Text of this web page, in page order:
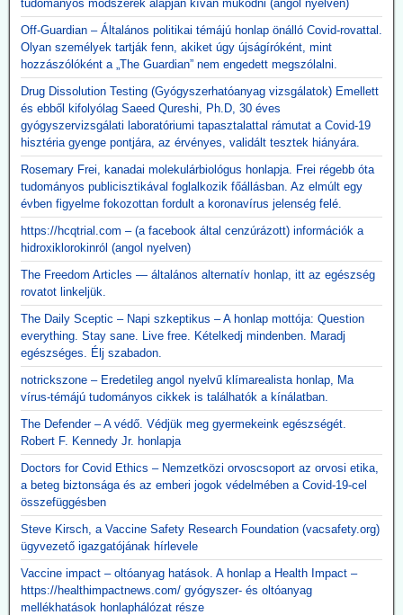
tudományos módszerek alapján kíván működni (angol nyelven)
Off-Guardian – Általános politikai témájú honlap önálló Covid-rovattal.
Olyan személyek tartják fenn, akiket úgy újságíróként, mint
hozzászólóként a „The Guardian” nem engedett megszólalni.
Drug Dissolution Testing (Gyógyszerhatóanyag vizsgálatok) Emellett
és ebből kifolyólag Saeed Qureshi, Ph.D, 30 éves
gyógyszervizsgálati laboratóriumi tapasztalattal rámutat a Covid-19
hisztéria gyenge pontjára, az érvényes, validált tesztek hiányára.
Rosemary Frei, kanadai molekulárbiológus honlapja. Frei régebb óta
tudományos publicisztikával foglalkozik főállásban. Az elmúlt egy
évben figyelme fokozottan fordult a koronavírus jelenség felé.
https://hcqtrial.com – (a facebook által cenzúrázott) információk a
hidroxiklorokinról (angol nyelven)
The Freedom Articles — általános alternatív honlap, itt az egészség
rovatot linkeljük.
The Daily Sceptic – Napi szkeptikus – A honlap mottója: Question
everything. Stay sane. Live free. Kételkedj mindenben. Maradj
egészséges. Élj szabadon.
notrickszone – Eredetileg angol nyelvű klímarealista honlap, Ma
vírus-témájú tudományos cikkek is találhatók a kínálatban.
The Defender – A védő. Védjük meg gyermekeink egészségét.
Robert F. Kennedy Jr. honlapja
Doctors for Covid Ethics – Nemzetközi orvoscsoport az orvosi etika,
a beteg biztonsága és az emberi jogok védelmében a Covid-19-cel
összefüggésben
Steve Kirsch, a Vaccine Safety Research Foundation (vacsafety.org)
ügyvezető igazgatójának hírlevele
Vaccine impact – oltóanyag hatások. A honlap a Health Impact –
https://healthimpactnews.com/ gyógyszer- és oltóanyag
mellékhatások honlaphálózat része